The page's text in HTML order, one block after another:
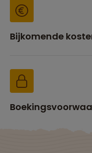
Bijkomende